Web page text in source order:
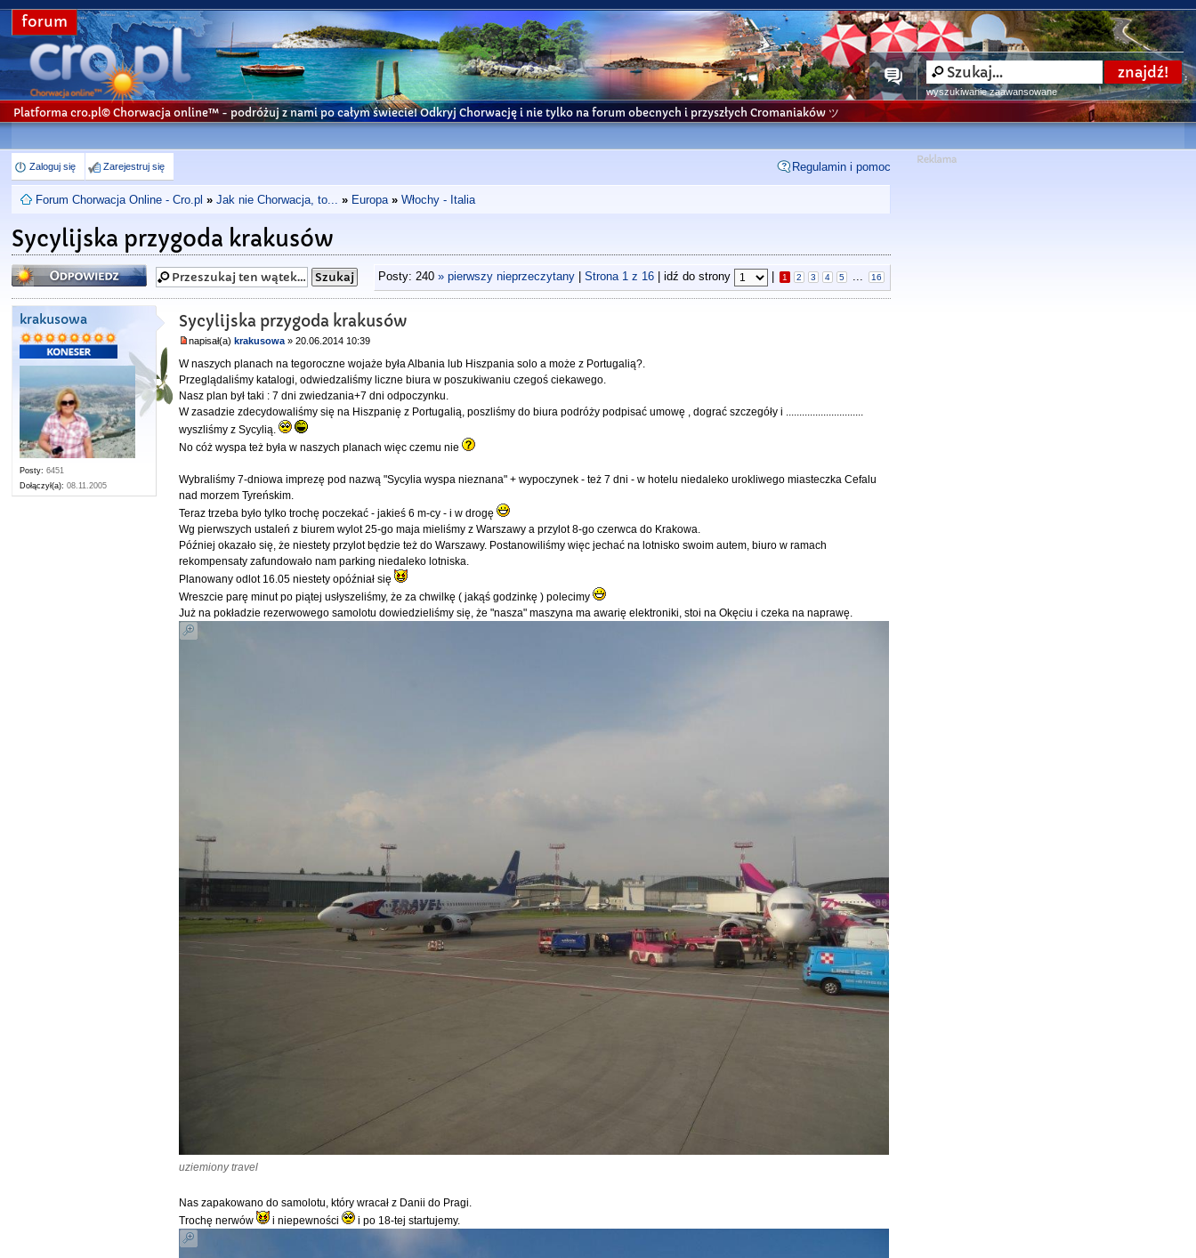
forum
wyszukiwanie zaawansowane
Platforma cro.pl© Chorwacja online™ - podróżuj z nami po całym świecie! Odkryj Chorwację i nie tylko na forum obecnych i przyszłych Cromaniaków ツ
Zaloguj się Zarejestruj się Regulamin i pomoc
Forum Chorwacja Online - Cro.pl » Jak nie Chorwacja, to... » Europa » Włochy - Italia
Sycylijska przygoda krakusów
Odpowiedz Posty: 240 » pierwszy nieprzeczytany| Strona 1z 16| idź do strony 1 2 3 4 5 ... 16
krakusowa
Posty: 6451
Dołączył(a): 08.11.2005
Sycylijska przygoda krakusów
napisał(a)krakusowa » 20.06.2014 10:39
W naszych planach na tegoroczne wojaże była Albania lub Hiszpania solo a może z Portugalią?.
Przeglądaliśmy katalogi, odwiedzaliśmy liczne biura w poszukiwaniu czegoś ciekawego.
Nasz plan był taki : 7 dni zwiedzania+7 dni odpoczynku.
W zasadzie zdecydowaliśmy się na Hiszpanię z Portugalią, poszliśmy do biura podróży podpisać umowę , dograć szczegóły i .............................
wyszliśmy z Sycylią.
No cóż wyspa też była w naszych planach więc czemu nie
Wybraliśmy 7-dniowa imprezę pod nazwą "Sycylia wyspa nieznana" + wypoczynek - też 7 dni - w hotelu niedaleko urokliwego miasteczka Cefalu
nad morzem Tyreńskim.
Teraz trzeba było tylko trochę poczekać - jakieś 6 m-cy - i w drogę
Wg pierwszych ustaleń z biurem wylot 25-go maja mieliśmy z Warszawy a przylot 8-go czerwca do Krakowa.
Później okazało się, że niestety przylot będzie też do Warszawy. Postanowiliśmy więc jechać na lotnisko swoim autem, biuro w ramach
rekompensaty zafundowało nam parking niedaleko lotniska.
Planowany odlot 16.05 niestety opóźniał się
Wreszcie parę minut po piątej usłyszeliśmy, że za chwilkę ( jakąś godzinkę ) polecimy
Już na pokładzie rezerwowego samolotu dowiedzieliśmy się, że "nasza" maszyna ma awarię elektroniki, stoi na Okęciu i czeka na naprawę.
uziemiony travel
Nas zapakowano do samolotu, który wracał z Danii do Pragi.
Trochę nerwów
i niepewności i po 18-tej startujemy.